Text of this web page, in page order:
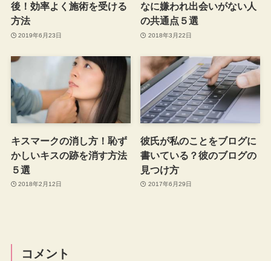
後！効率よく施術を受ける
方法
2019年6月23日
なに嫌われ出会いがない人
の共通点５選
2018年3月22日
キスマークの消し方！恥ず
かしいキスの跡を消す方法
５選
2018年2月12日
彼氏が私のことをブログに
書いている？彼のブログの
見つけ方
2017年6月29日
コメント